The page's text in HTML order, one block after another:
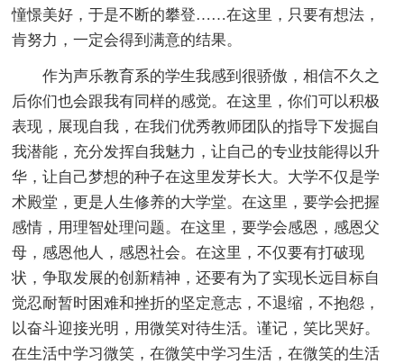
憧憬美好，于是不断的攀登……在这里，只要有想法，
肯努力，一定会得到满意的结果。
作为声乐教育系的学生我感到很骄傲，相信不久之
后你们也会跟我有同样的感觉。在这里，你们可以积极
表现，展现自我，在我们优秀教师团队的指导下发掘自
我潜能，充分发挥自我魅力，让自己的专业技能得以升
华，让自己梦想的种子在这里发芽长大。大学不仅是学
术殿堂，更是人生修养的大学堂。在这里，要学会把握
感情，用理智处理问题。在这里，要学会感恩，感恩父
母，感恩他人，感恩社会。在这里，不仅要有打破现
状，争取发展的创新精神，还要有为了实现长远目标自
觉忍耐暂时困难和挫折的坚定意志，不退缩，不抱怨，
以奋斗迎接光明，用微笑对待生活。谨记，笑比哭好。
在生活中学习微笑，在微笑中学习生活，在微笑的生活